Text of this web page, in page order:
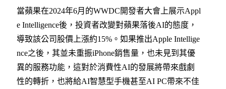
當蘋果在2024年6月的WWDC開發者大會上展示Appl
e Intelligence後，投資者改變對蘋果落後AI的態度，
導致該公司股價上漲約15%。如果推出Apple Intellige
nce之後，其並未重振iPhone銷售量，也未見到其優
異的服務功能，這對於消費性AI的發展將帶來戲劇
性的轉折，也將給AI智慧型手機甚至AI PC帶來不佳